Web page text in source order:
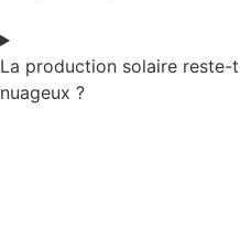
La production solaire reste-
nuageux ?